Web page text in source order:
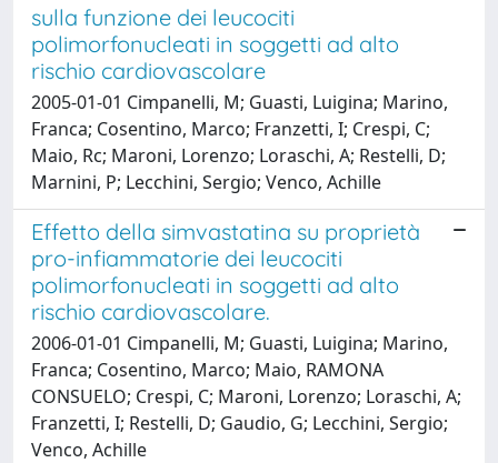
sulla funzione dei leucociti
polimorfonucleati in soggetti ad alto
rischio cardiovascolare
2005-01-01 Cimpanelli, M; Guasti, Luigina; Marino,
Franca; Cosentino, Marco; Franzetti, I; Crespi, C;
Maio, Rc; Maroni, Lorenzo; Loraschi, A; Restelli, D;
Marnini, P; Lecchini, Sergio; Venco, Achille
Effetto della simvastatina su proprietà
pro-infiammatorie dei leucociti
polimorfonucleati in soggetti ad alto
rischio cardiovascolare.
2006-01-01 Cimpanelli, M; Guasti, Luigina; Marino,
Franca; Cosentino, Marco; Maio, RAMONA
CONSUELO; Crespi, C; Maroni, Lorenzo; Loraschi, A;
Franzetti, I; Restelli, D; Gaudio, G; Lecchini, Sergio;
Venco, Achille